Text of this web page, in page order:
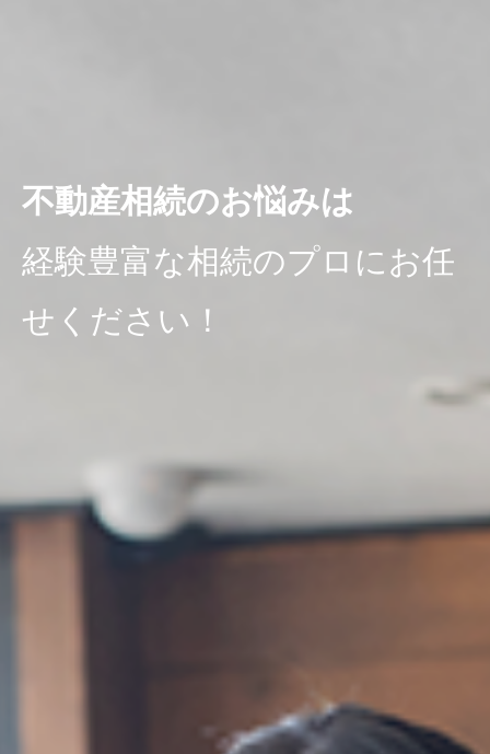
不動産相続のお悩みは
経験豊富な相続のプロにお任
せください！